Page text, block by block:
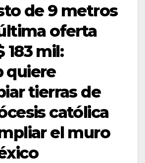
de 9 metros
oferta
183 mil:
quiere
tierras de
católica
el muro